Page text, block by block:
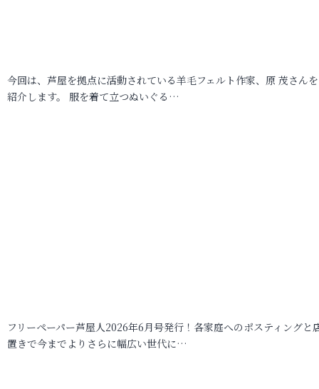
今回は、芦屋を拠点に活動されている羊毛フェルト作家、原 茂さん
紹介します。 服を着て立つぬいぐる…
フリーペーパー芦屋人2026年6月号発行！各家庭へのポスティングと
置きで今までよりさらに幅広い世代に…